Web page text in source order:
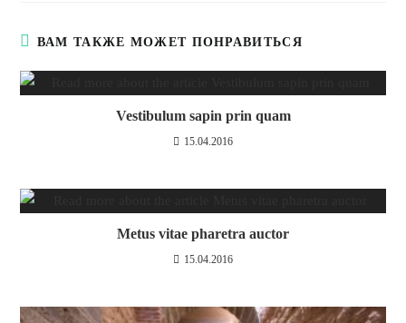
ВАМ ТАКЖЕ МОЖЕТ ПОНРАВИТЬСЯ
Vestibulum sapin prin quam
15.04.2016
Metus vitae pharetra auctor
15.04.2016